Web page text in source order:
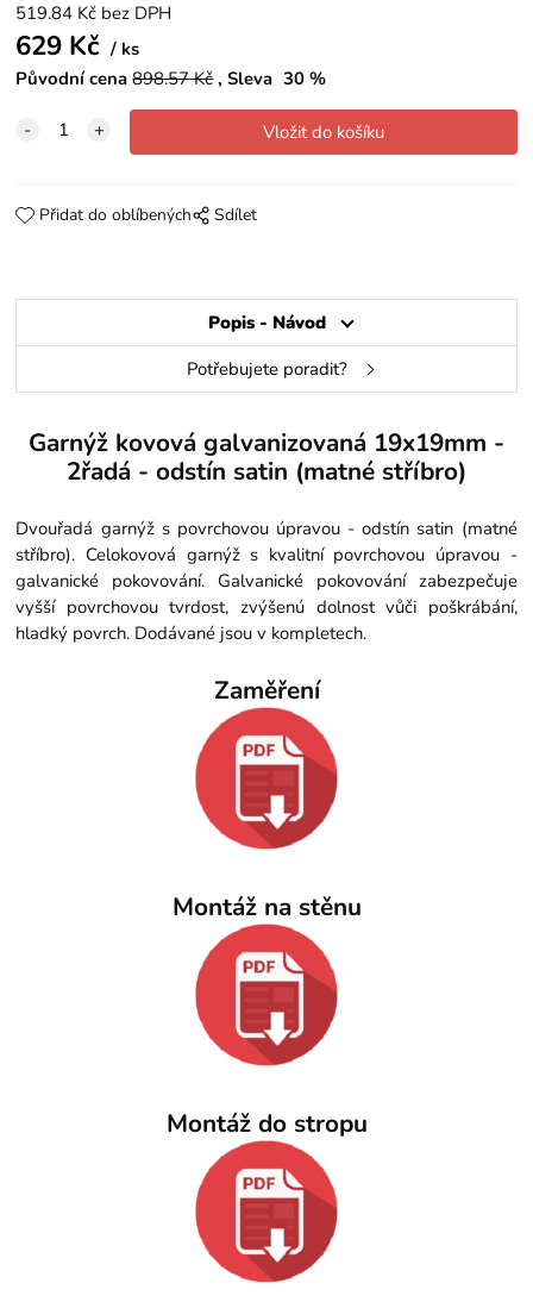
519.84 Kč bez DPH
629 Kč
ks
Původní cena 898.57Kč Sleva 30 %
Přidat do oblíbených Sdílet
Popis - Návod
Potřebujete poradit?
Garnýž kovová galvanizovaná 19x19mm -
2řadá - odstín satin (matné stříbro)
Dvouřadá garnýž s povrchovou úpravou - odstín satin (matné
stříbro). Celokovová garnýž s kvalitní povrchovou úpravou -
galvanické pokovování. Galvanické pokovování zabezpečuje
vyšší povrchovou tvrdost, zvýšenú dolnost vůči poškrábání,
hladký povrch. Dodávané jsou v kompletech.
Zaměření
Montáž na stěnu
Montáž do stropu